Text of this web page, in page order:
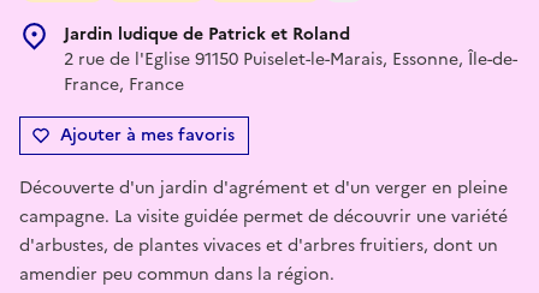
Jardin ludique de Patrick et Roland
2 rue de l'Eglise 91150 Puiselet-le-Marais, Essonne, Île-de-
France, France
Ajouter à mes favoris
Découverte d'un jardin d'agrément et d'un verger en pleine
campagne. La visite guidée permet de découvrir une variété
d'arbustes, de plantes vivaces et d'arbres fruitiers, dont un
amendier peu commun dans la région.